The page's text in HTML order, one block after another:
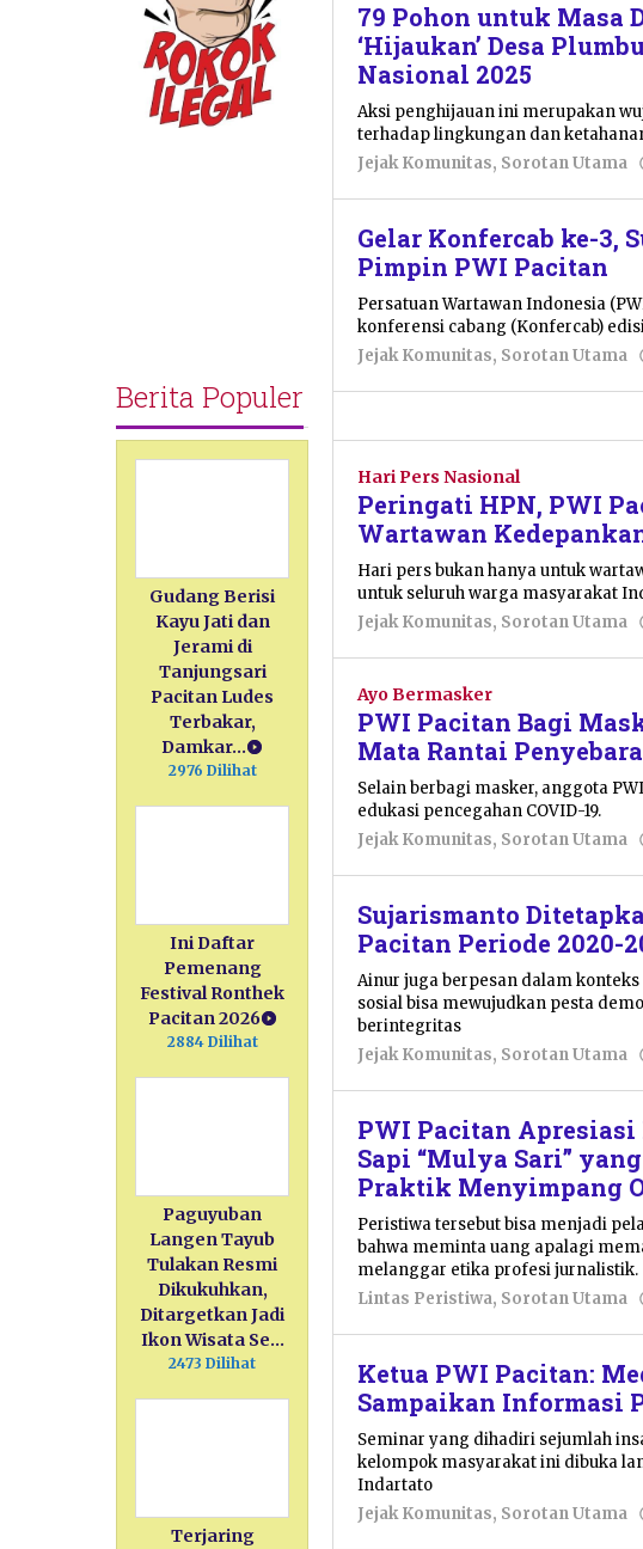
Berita Populer
Gudang Berisi
Kayu Jati dan
Jerami di
Tanjungsari
Pacitan Ludes
Terbakar,
Damkar…
2976 Dilihat
Ini Daftar
Pemenang
Festival Ronthek
Pacitan 2026
2884 Dilihat
Paguyuban
Langen Tayub
Tulakan Resmi
Dikukuhkan,
Ditargetkan Jadi
Ikon Wisata Se…
2473 Dilihat
Terjaring
79 Pohon untuk Masa
‘Hijaukan’ Desa
Nasional 2025
Aksi penghijauan ini merupakan
terhadap lingkungan dan
Jejak Komunitas, Sorotan Utama
Gelar Konfercab ke-3,
Pimpin PWI Pacitan
Persatuan Wartawan Indonesia
konferensi cabang (Konfercab)
Jejak Komunitas, Sorotan Utama
Hari Pers Nasional
Peringati HPN, PWI
Wartawan
Hari pers bukan hanya untuk
untuk seluruh warga masyarakat
Jejak Komunitas, Sorotan Utama
Ayo Bermasker
PWI Pacitan Bagi
Mata Rantai
Selain berbagi masker, anggota
edukasi pencegahan COVID-19.
Jejak Komunitas, Sorotan Utama
Sujarismanto
Pacitan Periode 2020-
Ainur juga berpesan dalam
sosial bisa mewujudkan pesta
berintegritas
Jejak Komunitas, Sorotan Utama
PWI Pacitan
Sapi “Mulya Sari”
Praktik Menyimpang
Peristiwa tersebut bisa menjadi
bahwa meminta uang apalagi
melanggar etika profesi jurnalistik.
Lintas Peristiwa, Sorotan Utama
Ketua PWI Pacitan:
Sampaikan Informasi
Seminar yang dihadiri sejumlah
kelompok masyarakat ini dibuka
Indartato
Jejak Komunitas, Sorotan Utama